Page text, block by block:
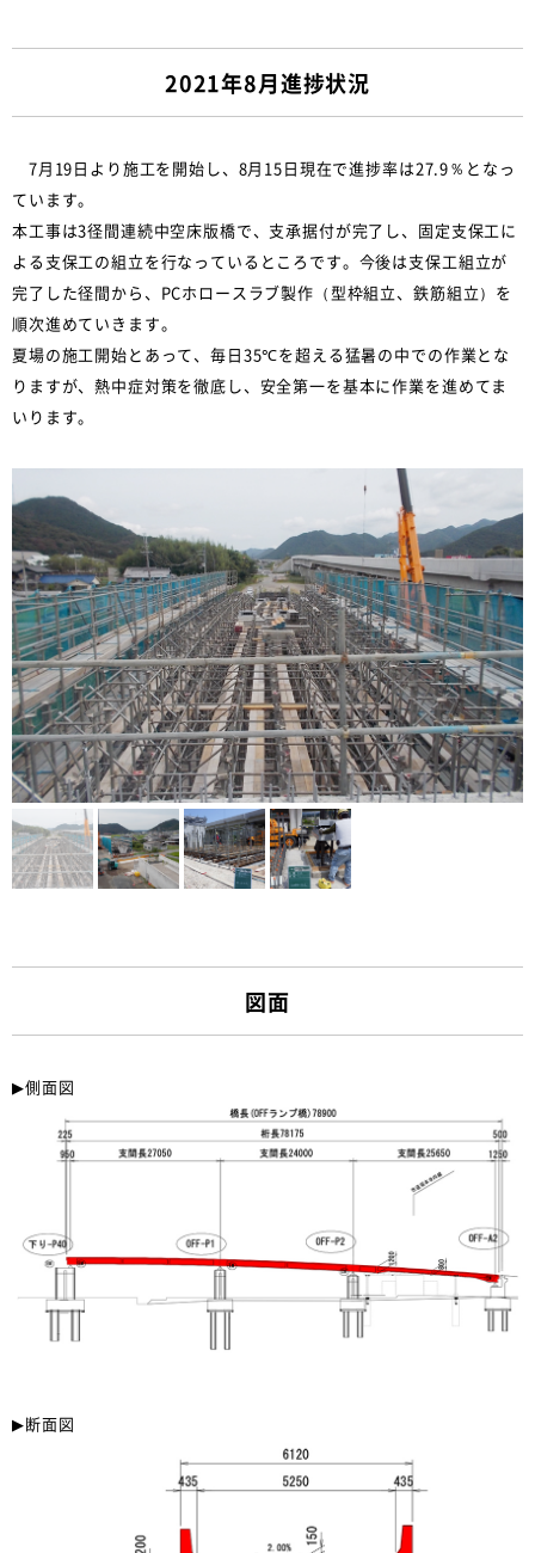
2021年8月進捗状況
7月19日より施工を開始し、8月15日現在で進捗率は27.9％となっ
ています。
本工事は3径間連続中空床版橋で、支承据付が完了し、固定支保工に
よる支保工の組立を行なっているところです。今後は支保工組立が
完了した径間から、PCホロースラブ製作（型枠組立、鉄筋組立）を
順次進めていきます。
夏場の施工開始とあって、毎日35℃を超える猛暑の中での作業とな
りますが、熱中症対策を徹底し、安全第一を基本に作業を進めてま
いります。
図面
▶︎側面図
▶︎断面図